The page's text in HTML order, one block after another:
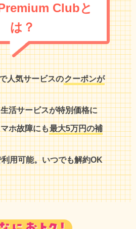
Clubと
は？
人気サービスのクーポンが
活サービスが特別価格に
ホ故障にも最大5万円の補
利用可能。いつでも解約OK